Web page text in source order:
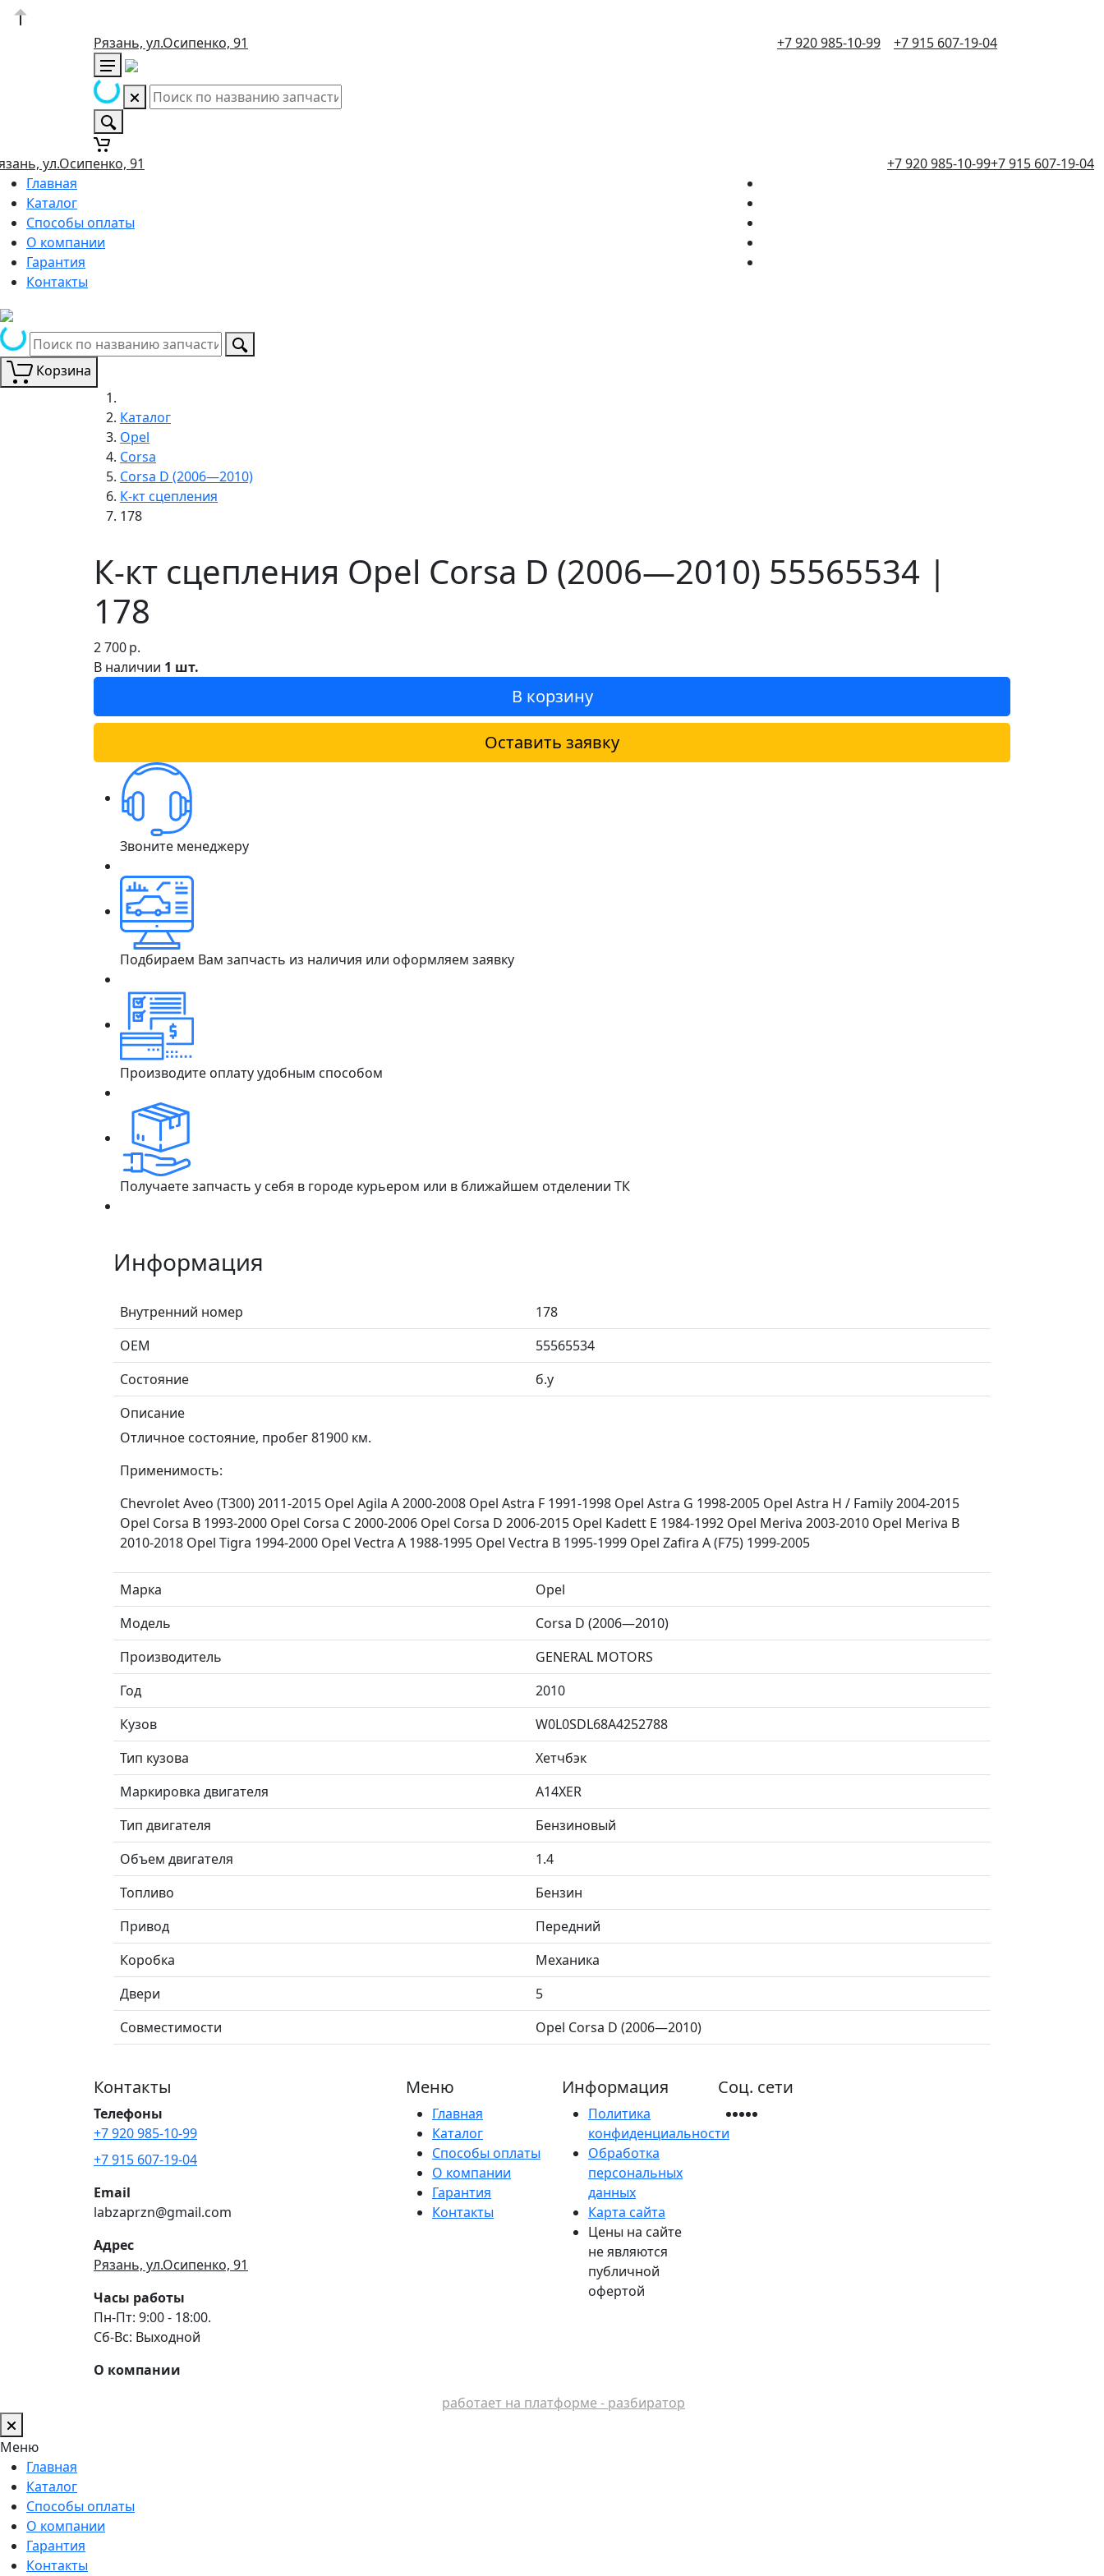
Рязань, ул.Осипенко, 91 +7 920 985-10-99 +7 915 607-19-04
ул.Осипенко, 91 +7 920 985-10-99+7 915 607-19-04
Главная
Каталог
Способы оплаты
О компании
Гарантия
Контакты
Корзина
Каталог
Opel
Corsa
Corsa D (2006—2010)
К-кт сцепления
178
К-кт сцепления Opel Corsa D (2006—2010) 55565534 |
178
2 700р.
В наличии 1 шт.
В корзину
Оставить заявку
Звоните менеджеру
Подбираем Вам запчасть из наличия или оформляем заявку
Производите оплату удобным способом
Получаете запчасть у себя в городе курьером или в ближайшем отделении ТК
Информация
Внутренний номер
178
ОЕМ
55565534
Состояние
б.у
Описание
Отличное состояние, пробег 81900 км.
Применимость:
Chevrolet Aveo (T300) 2011-2015 Opel Agila A 2000-2008 Opel Astra F 1991-1998 Opel Astra G 1998-2005 Opel Astra H / Family 2004-2015
Opel Corsa B 1993-2000 Opel Corsa C 2000-2006 Opel Corsa D 2006-2015 Opel Kadett E 1984-1992 Opel Meriva 2003-2010 Opel Meriva B
2010-2018 Opel Tigra 1994-2000 Opel Vectra A 1988-1995 Opel Vectra B 1995-1999 Opel Zafira A (F75) 1999-2005
Марка
Opel
Модель
Corsa D (2006—2010)
Производитель
GENERAL MOTORS
Год
2010
Кузов
W0L0SDL68A4252788
Тип кузова
Хетчбэк
Маркировка двигателя
A14XER
Тип двигателя
Бензиновый
Объем двигателя
1.4
Топливо
Бензин
Привод
Передний
Коробка
Механика
Двери
5
Совместимости
Opel Corsa D (2006—2010)
Контакты
Телефоны
+7 920 985-10-99
+7 915 607-19-04
Email
labzaprzn@gmail.com
Адрес
Рязань, ул.Осипенко, 91
Часы работы
Пн-Пт: 9:00 - 18:00.
Сб-Вс: Выходной
О компании
Меню
Главная
Каталог
Способы оплаты
О компании
Гарантия
Контакты
Информация
Политика
конфиденциальности
Обработка
персональных
данных
Карта сайта
Цены на сайте
не являются
публичной
офертой
Соц. сети
работает на платформе - разбиратор
Меню
Главная
Каталог
Способы оплаты
О компании
Гарантия
Контакты